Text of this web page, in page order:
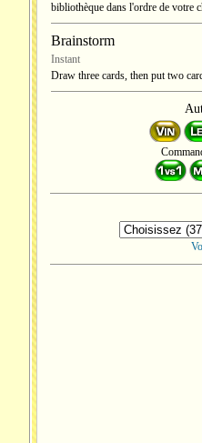
bibliothèque dans l'ordre de votre
Brainstorm
Instant
Draw three cards, then put two